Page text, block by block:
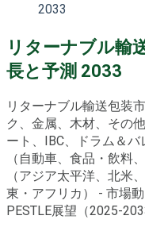
2033
リターナブル輸
長と予測 2033
リターナブル輸送包装
ク、金属、木材、その
ート、IBC、ドラム＆
（自動車、食品・飲料
（アジア太平洋、北米
東・アフリカ） - 市場
PESTLE展望（2025-